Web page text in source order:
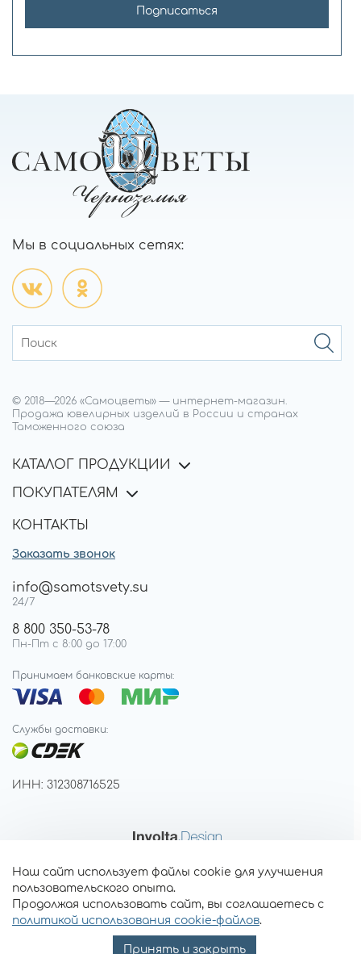
Подписаться
Мы в социальных сетях:
© 2018—2026 «Самоцветы» — интернет-магазин.
Продажа ювелирных изделий в России и странах
Таможенного союза
КАТАЛОГ ПРОДУКЦИИ
ПОКУПАТЕЛЯМ
КОНТАКТЫ
Заказать звонок
info@samotsvety.su
24/7
8 800 350-53-78
Пн-Пт с 8:00 до 17:00
Принимаем банковские карты:
Службы доставки:
ИНН: 312308716525
Наш сайт использует файлы cookie для улучшения
пользовательского опыта.
Продолжая использовать сайт, вы соглашаетесь с
политикой использования cookie-файлов.
Принять и закрыть